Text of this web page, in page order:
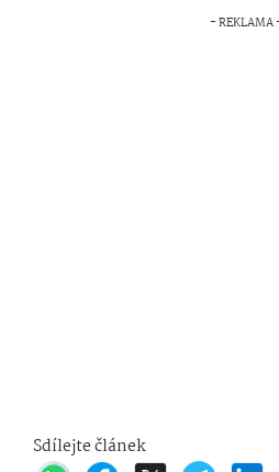
Sdílejte článek